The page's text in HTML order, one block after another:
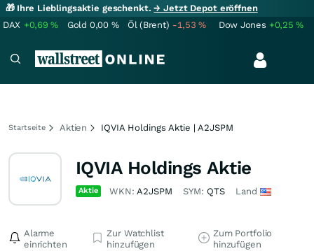
🎁 Ihre Lieblingsaktie geschenkt.→ Jetzt Depot eröffnen
DAX +0,69% Gold 0,00 % Öl (Brent) -1,53% Dow Jones +0,25%
Startseite Aktien IQVIA Holdings Aktie | A2JSPM
IQVIA Holdings Aktie
Aktie WKN:A2JSPM SYM: QTS Land
Alarme
einrichten
Zur Watchlist
hinzufügen
Zum Portfolio
hinzufügen